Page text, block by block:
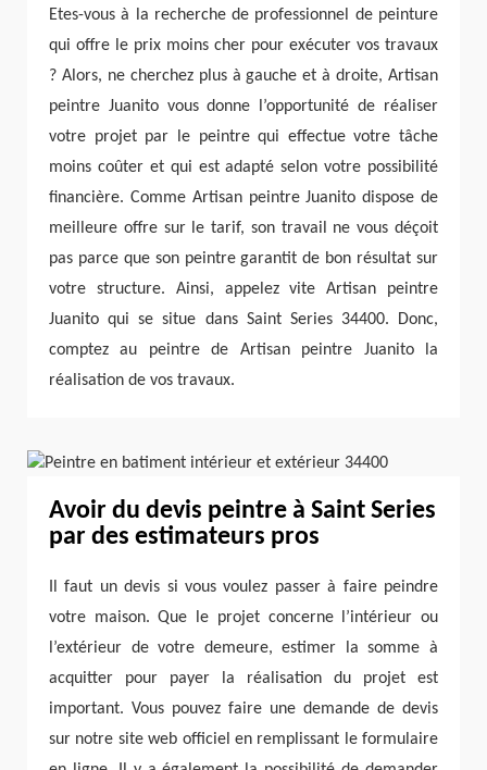
Etes-vous à la recherche de professionnel de peinture
qui offre le prix moins cher pour exécuter vos travaux
? Alors, ne cherchez plus à gauche et à droite, Artisan
peintre Juanito vous donne l’opportunité de réaliser
votre projet par le peintre qui effectue votre tâche
moins coûter et qui est adapté selon votre possibilité
financière. Comme Artisan peintre Juanito dispose de
meilleure offre sur le tarif, son travail ne vous déçoit
pas parce que son peintre garantit de bon résultat sur
votre structure. Ainsi, appelez vite Artisan peintre
Juanito qui se situe dans Saint Series 34400. Donc,
comptez au peintre de Artisan peintre Juanito la
réalisation de vos travaux.
Avoir du devis peintre à Saint Series
par des estimateurs pros
Il faut un devis si vous voulez passer à faire peindre
votre maison. Que le projet concerne l’intérieur ou
l’extérieur de votre demeure, estimer la somme à
acquitter pour payer la réalisation du projet est
important. Vous pouvez faire une demande de devis
sur notre site web officiel en remplissant le formulaire